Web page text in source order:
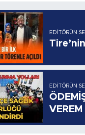
EDITÖRÜN
EDITÖRÜN